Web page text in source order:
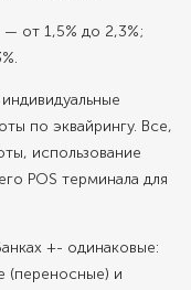
от 1,5% до 2,3%;
по эквайрингу. Все,
использование
POS терминала для
+- одинаковые:
(переносные) и